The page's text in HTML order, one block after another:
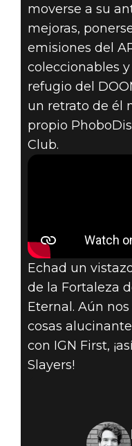
moverse a su
mejoras,
emisiones del
coleccionables
refugio del
un retrato de él
propio
Club.
Echad un
de la Fortaleza
Eternal. Aún
cosas
con IGN First,
Slayers!